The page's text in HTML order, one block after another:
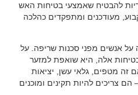
להבטיח שאמצעי בטיחות האש
מעודכנים ומתפקדים כהלכה
אנשים מפני סכנות שריפה. על
אלה, היא שואפת למזער
זה מטפים, גלאי עשן, יציאות
צריכים להיות תקינים ומוכנים